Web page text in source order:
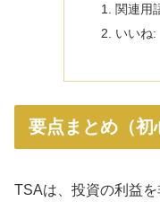
関連用
いいね:
要点まとめ（初
TSAは、投資の利益